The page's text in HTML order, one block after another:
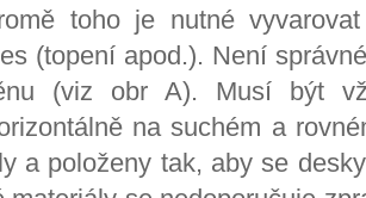
toho je nutné
(topení apod.). Není
(viz obr A). Musí být
na suchém a
a položeny tak, aby se